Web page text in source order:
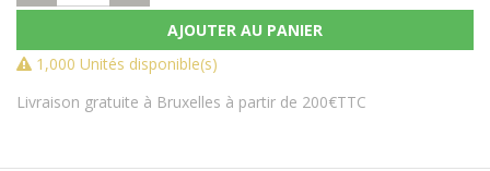
AJOUTER AU PANIER
1,000 Unités disponible(s)
Livraison gratuite à Bruxelles à partir de 200€TTC